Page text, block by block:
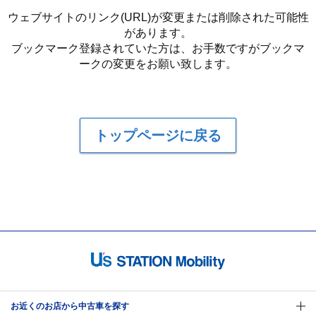
ウェブサイトのリンク(URL)が変更または削除された可能性
があります。
ブックマーク登録されていた方は、お手数ですがブックマ
ークの変更をお願い致します。
トップページに戻る
お近くのお店から中古車を探す